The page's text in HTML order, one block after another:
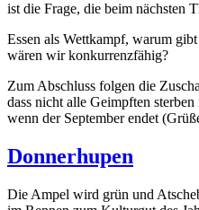
ist die Frage, die beim nächsten
Essen als Wettkampf, warum
wären wir konkurrenzfähig?
Zum Abschluss folgen die
dass nicht alle Geimpften
wenn der September endet
Donnerhupen
Die Ampel wird grün und